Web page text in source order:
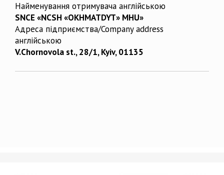
Найменування отримувача англійською
SNCE «NCSH «OKHMATDYT» MHU»
Адреса підприємства/Company address
англійською
V.Chornovola st., 28/1, Kyiv, 01135